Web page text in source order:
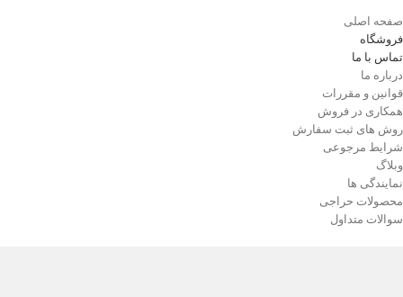
صفحه اصلی
فروشگاه
تماس با ما
درباره ما
قوانین و مقررات
همکاری در فروش
روش های ثبت سفارش
شرایط مرجوعی
وبلاگ
نمایندگی ها
محصولات حراجی
سوالات متداول